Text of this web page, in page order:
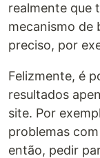
realmente que
mecanismo de
preciso, por
Felizmente, é
resultados
site. Por
problemas
então, pedir